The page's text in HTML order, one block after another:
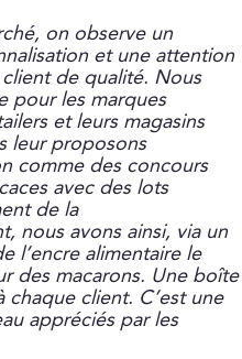
on observe un
et une attention
de qualité. Nous
pour les marques
et leurs magasins
leur proposons
comme des concours
avec des lots
de la
nous avons ainsi, via un
l’encre alimentaire le
des macarons. Une boîte
client. C’est une
appréciés par les